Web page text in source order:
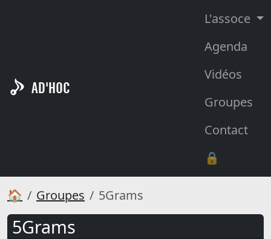
AD'HOC
L'assoce
Agenda
Vidéos
Groupes
Contact
🔒
🏠 Groupes 5Grams
5Grams